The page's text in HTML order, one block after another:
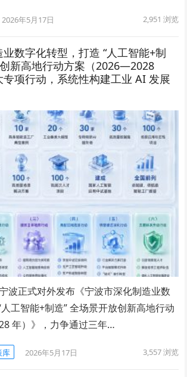
2026年5月17日 2,951 浏览
数字化转型，打造 “人工智能+制
新高地行动方案（2026—2028
项行动，系统性构建工业 AI 发展
波正式对外发布《宁波市深化制造业数
工智能+制造” 全场景开放创新高地行动
年）》，力争通过三年…
库 2026年5月17日 3,557浏览